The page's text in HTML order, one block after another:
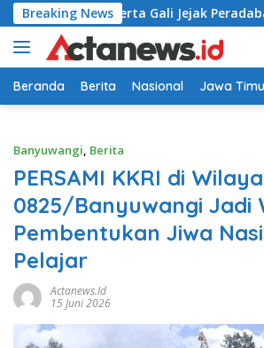
Langsung
ke
konten
Breaking News
Peserta Gali Jejak Peradaban dan
Beranda Berita Nasional Jawa
Banyuwangi, Berita
PERSAMI KKRI di
0825/Banyuwangi Jadi
Pembentukan Jiwa
Pelajar
Actanews.id
15 Juni 2026